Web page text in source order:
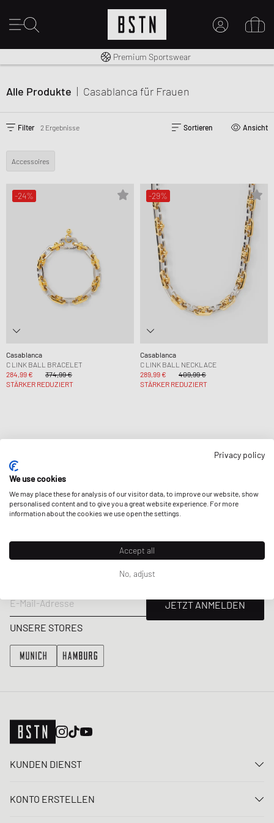
EINEN ACCOUNT ERSTELLEN
Kostenloser Versand nach DE ab € 70
Premium Sportswear
Alle Produkte | Casablanca für Frauen
Filter 2 Ergebnisse Sortieren Ansicht
Accessoires
-24%
Casablanca
C LINK BALL BRACELET
284,99 €
374,99 €
STÄRKER REDUZIERT
-29%
Casablanca
C LINK BALL NECKLACE
289,99 €
409,99 €
STÄRKER REDUZIERT
Erhalte 5% Welcome-Rabatt und die neusten BSTN-Updates zu
Raffles & New Arrivals. Registriere dich jetzt!
E-Mail-Adresse
JETZT ANMELDEN
UNSERE STORES
KUNDEN DIENST
FAQ
KONTO ERSTELLEN
Privacy policy
We use cookies
We may place these for analysis of our visitor data, to improve our website, show
personalised content and to give you a great website experience. For more
information about the cookies we use open the settings.
Accept all
No, adjust